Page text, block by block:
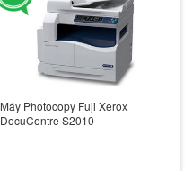
Máy Photocopy Fuji Xerox
DocuCentre S2010